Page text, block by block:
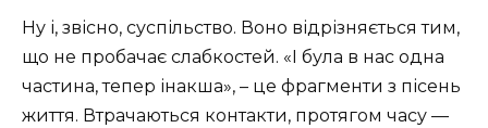
Ну і, звісно, суспільство. Воно відрізняється тим,
що не пробачає слабкостей. «І була в нас одна
частина, тепер інакша», – це фрагменти з пісень
життя. Втрачаються контакти, протягом часу —